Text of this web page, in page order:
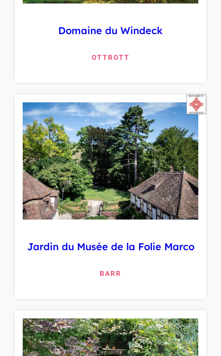
Domaine du Windeck
OTTROTT
Jardin du Musée de la Folie Marco
BARR